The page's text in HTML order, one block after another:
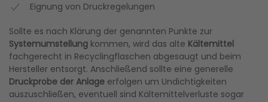
Eignung von Druckregelungen
Sollte es nach Klärung der genannten Punkte zur
Systemumstellung kommen, wird das alte Kältemittel
fachgerecht in Recyclingflaschen abgesaugt und beim
Hersteller entsorgt. Anschließend sollte eine generelle
Druckprobe der Anlage erfolgen um Undichtigkeiten
auszuschließen, eventuell sind Kältemittelverluste sogar